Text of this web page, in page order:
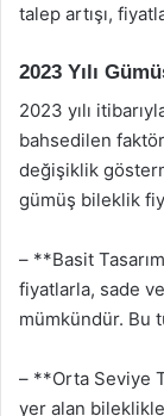
talep artışı,
2023 Yılı
2023 yılı
bahsedilen
değişiklik
gümüş bileklik
– **Basit
fiyatlarla, sade
mümkündür. Bu
– **Orta Seviye
yer alan